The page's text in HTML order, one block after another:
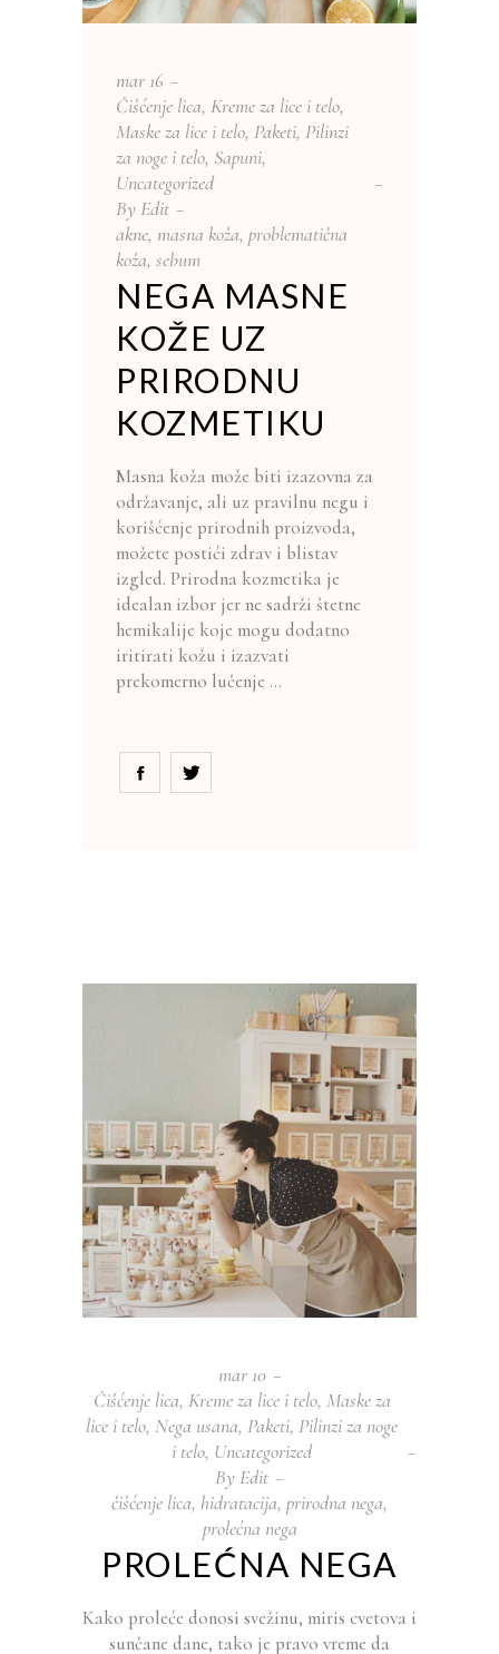
mar 16
Čišćenje lica, Kreme za lice i telo,
Maske za lice i telo, Paketi, Pilinzi
za noge i telo, Sapuni,
Uncategorized
By Edit
akne, masna koža, problematična
koža, sebum
NEGA MASNE
KOŽE UZ
PRIRODNU
KOZMETIKU
Masna koža može biti izazovna za
održavanje, ali uz pravilnu negu i
korišćenje prirodnih proizvoda,
možete postići zdrav i blistav
izgled. Prirodna kozmetika je
idealan izbor jer ne sadrži štetne
hemikalije koje mogu dodatno
iritirati kožu i izazvati
prekomerno lučenje
mar 10
Čišćenje lica, Kreme za lice i telo, Maske za
lice i telo, Nega usana, Paketi, Pilinzi za noge
i telo, Uncategorized
By Edit
čišćenje lica, hidratacija, prirodna nega,
prolećna nega
PROLEĆNA NEGA
Kako proleće donosi svežinu, miris cvetova i
sunčane dane, tako je pravo vreme da